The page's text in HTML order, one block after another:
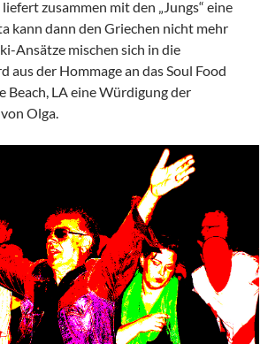
zusammen mit den „Jungs“ eine
kann dann den Griechen nicht mehr
Ansätze mischen sich in die
aus der Hommage an das Soul Food
Beach, LA eine Würdigung der
Olga.